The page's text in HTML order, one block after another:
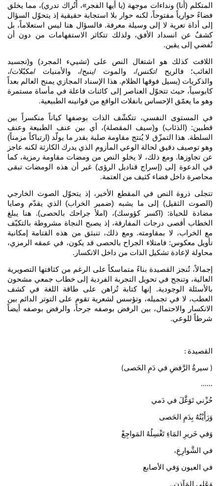
المتكلم (أنا) ونداءات موجهة (يا أيها الفجر»، أَتُراك تدري)، مما يخلق
فضاءً حوارياً مفتوحاً، لكنه حوار بلا استجابة حقيقية إذ يتحوّل السؤال
إلى أداة تعرية لا إلى وسيلة معرفة. فالسؤال هنا ليس استعلاماً، بل
كشفٌ عن انسداد الأفق، ولذلك تتكاثر الاستفهامات من دون أن
تُفضي إلى يقين.
اللافت كذلك هو اشتغال النص على (تشييء المجرد) و(تجسيد
الغائب؛ فالريح /تكنس/، والموت /ينبح/، والأمنيات /مكبّلات/،
والذكريات (يسيل فوقها الظلام. هذا الإسناد المجازي يمنح العالم بعداً
كابوسياً، حيث تتحوّل العناصر إلى كائنات فاعلة في مأساة مستمرة
وهو ما يعمّق الإحساس بانفلات الواقع من قوانينه الطبيعية.
في المستوى النفسي، تتكشّف الذات بوصفها كياناً منكسراً بين
قطبين: (الذئاب) و(سيف المقصلة)، أي بين عنف الطبيعة وعنف
السلطة. هذا التمزّق لا يُنتج مقاومة صلبة بقدر ما يولّد (ارتباكاً مزمناً)
وهو توصيف دقيق لحالة الوعي المأزوم الذي يدرك الكارثة لكنه عاجز
عن تجاوزها. ومع ذلك، لا يخلو النص من ومضات مقاومة رمزية، كما
في الدعوة إلى (إسراج قناديل الرؤى) غير أن هذه الومضات تبقى
محاصرة داخل فضاء كثيف من العتمة.
تتجلى ذروة النص في المقطع الأخير، إذ يتحوّل الصوت الخارجي
(الصوت الثقيل) إلى ما يشبه (ضمير الخراب) الذي يقدّم وصايا
مضادة للحياة: (اكسر كؤوسك)، (املأ جراحك بالحصى). هنا يبلغ
الخطاب أقصى درجات المفارقة، إذ يصبح النجاة مشروطة بالتكيّف
مع الخراب، لا بمقاومته. ومع ذلك، تنبثق من هذه القتامة إمكانية
تأويل معكوس: فامتلاء الجراح بالحصى قد يكون، في عمقه الرمزي،
محاولة لإعادة تشكيل الذات من داخل الانكسار .
إجمالاً، تُنجز القصيدة بناءً متماسكاً على الرغم من كثافتها التصويرية
العالية، وتنجح في تحويل التجربة الفردية إلى خطاب جمعي مشحون
بالأسئلة الوجودية. إنها كتابة تُراهن على طاقة اللغة في كشف
العطب، لا في تجميله، وتؤسس لشعرية تقوم على التوتر الدائم بين
الانكسار والاحتمال، بين الرفض بوصفه جرحاً، والرفض بوصفه أيضاً
شرطاً للوعي.
القصيدة :
( ​سيرةُ الرَّفضِ في دَمِ الحَصى )
......
​حُزْني تَوَغَّلَ في دَمي
وَرَأَيْتُهُ بِدَمِ الحَصى
وَفي خَريرِ المَاءِ تَغْسِلُهُ المَواجِعْ
في الشَّوارِعِ،
في العيون وَفي الأصابع
وَعَلى المَآذِنِ